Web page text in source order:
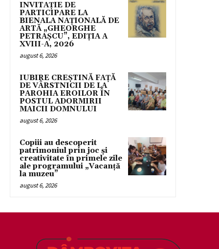
INVITAȚIE DE
PARTICIPARE LA
BIENALA NAȚIONALĂ DE
ARTĂ „GHEORGHE
PETRAȘCU”, EDIŢIA A
XVIII-A, 2026
august 6, 2026
IUBIRE CREȘTINĂ FAȚĂ
DE VÂRSTNICII DE LA
PAROHIA EROILOR ÎN
POSTUL ADORMIRII
MAICII DOMNULUI
august 6, 2026
Copiii au descoperit
patrimoniul prin joc și
creativitate în primele zile
ale programului „Vacanță
la muzeu”
august 6, 2026